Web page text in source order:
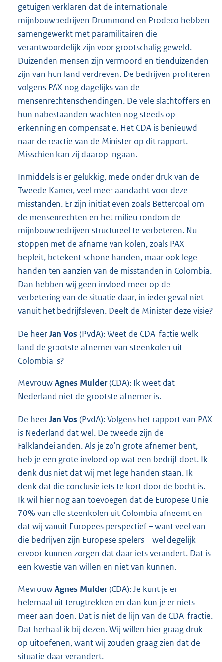
getuigen verklaren dat de internationale
mijnbouwbedrijven Drummond en Prodeco hebben
samengewerkt met paramilitairen die
verantwoordelijk zijn voor grootschalig geweld.
Duizenden mensen zijn vermoord en tienduizenden
zijn van hun land verdreven. De bedrijven profiteren
volgens PAX nog dagelijks van de
mensenrechtenschendingen. De vele slachtoffers en
hun nabestaanden wachten nog steeds op
erkenning en compensatie. Het CDA is benieuwd
naar de reactie van de Minister op dit rapport.
Misschien kan zij daarop ingaan.
Inmiddels is er gelukkig, mede onder druk van de
Tweede Kamer, veel meer aandacht voor deze
misstanden. Er zijn initiatieven zoals Bettercoal om
de mensenrechten en het milieu rondom de
mijnbouwbedrijven structureel te verbeteren. Nu
stoppen met de afname van kolen, zoals PAX
bepleit, betekent schone handen, maar ook lege
handen ten aanzien van de misstanden in Colombia.
Dan hebben wij geen invloed meer op de
verbetering van de situatie daar, in ieder geval niet
vanuit het bedrijfsleven. Deelt de Minister deze visie?
De heerJan Vos (PvdA): Weet de CDA-factie welk
land de grootste afnemer van steenkolen uit
Colombia is?
MevrouwAgnes Mulder(CDA): Ik weet dat
Nederland niet de grootste afnemer is.
De heerJan Vos (PvdA): Volgens het rapport van PAX
is Nederland dat wel. De tweede zijn de
Falklandeilanden. Als je zo'n grote afnemer bent,
heb je een grote invloed op wat een bedrijf doet. Ik
denk dus niet dat wij met lege handen staan. Ik
denk dat die conclusie iets te kort door de bocht is.
Ik wil hier nog aan toevoegen dat de Europese Unie
70% van alle steenkolen uit Colombia afneemt en
dat wij vanuit Europees perspectief – want veel van
die bedrijven zijn Europese spelers – wel degelijk
ervoor kunnen zorgen dat daar iets verandert. Dat is
een kwestie van willen en niet van kunnen.
MevrouwAgnes Mulder(CDA): Je kunt je er
helemaal uit terugtrekken en dan kun je er niets
meer aan doen. Dat is niet de lijn van de CDA-fractie.
Dat herhaal ik bij dezen. Wij willen hier graag druk
op uitoefenen, want wij zouden graag zien dat de
situatie daar verandert.